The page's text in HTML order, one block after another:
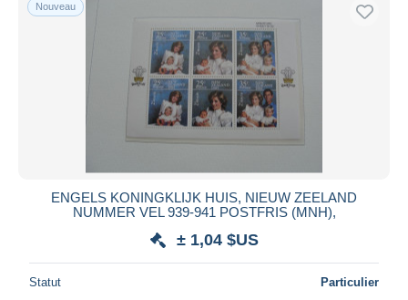
Nouveau
ENGELS KONINGKLIJK HUIS, NIEUW ZEELAND
NUMMER VEL 939-941 POSTFRIS (MNH),
± 1,04 $US
Statut Particulier